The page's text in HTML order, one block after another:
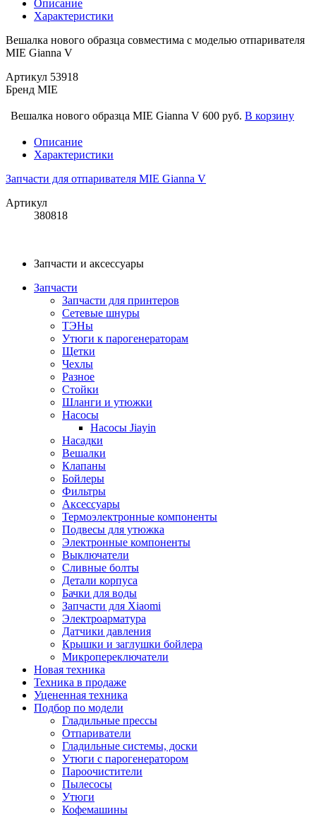
Описание
Характеристики
Вешалка нового образца совместима с моделью отпаривателя
MIE Gianna V
Артикул 53918
Бренд MIE
Вешалка нового образца MIE Gianna V 600 руб. В корзину
Описание
Характеристики
Запчасти для отпаривателя MIE Gianna V
Артикул
380818
Запчасти и аксессуары
Запчасти
Запчасти для принтеров
Сетевые шнуры
ТЭНы
Утюги к парогенераторам
Щетки
Чехлы
Разное
Стойки
Шланги и утюжки
Насосы
Насосы Jiayin
Насадки
Вешалки
Клапаны
Бойлеры
Фильтры
Аксессуары
Термоэлектронные компоненты
Подвесы для утюжка
Электронные компоненты
Выключатели
Сливные болты
Детали корпуса
Бачки для воды
Запчасти для Xiaomi
Электроарматура
Датчики давления
Крышки и заглушки бойлера
Микропереключатели
Новая техника
Техника в продаже
Уцененная техника
Подбор по модели
Гладильные прессы
Отпариватели
Гладильные системы, доски
Утюги с парогенератором
Пароочистители
Пылесосы
Утюги
Кофемашины